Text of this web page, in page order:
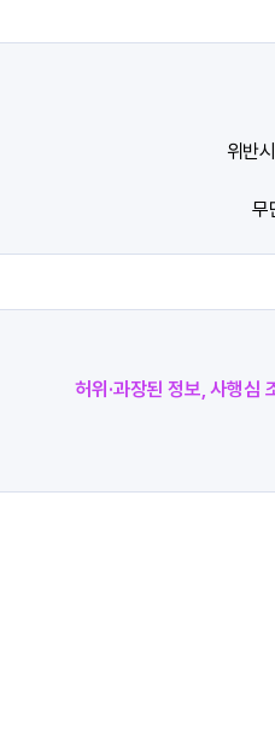
위반
무
허위·과장된 정보, 사행심